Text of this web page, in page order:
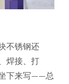
不锈钢还
焊接、打
下来写——总